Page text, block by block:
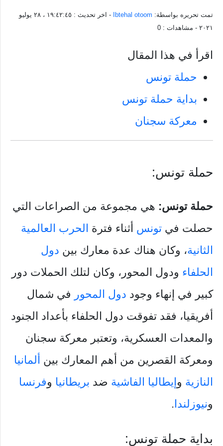
تمت تحريره بواسطة: Ibtehal otoom - اخر تحديث :
١٩:٤٢:٤٥ ، ٢٨ يوليو
٢٠٢١ - مشاهدات : 0
اقرأ في هذا المقال
حملة تونس
بداية حملة تونس
معركة سجنان
حملة تونس:
حملة تونس: هي مجموعة من الصراعات التي
حصلت في تونس أثناء فترة الحرب العالمية
الثانية، وكان هناك عدة معارك بين دول
الحلفاء ودول المحور، وكان لتلك الحملات دور
كبير في إنهاء وجود دول المحور في شمال
أفريقيا، فقد تفوقت دول الحلفاء بأعداد الجنود
والمعدات العسكرية، وتعتبر معركة سجنان
ومعركة القصرين من أهم المعارك بين ألمانيا
النازية وإيطاليا الفاشية ضد بريطانيا وفرنسا
ونيوزلندا.
بداية حملة تونس: